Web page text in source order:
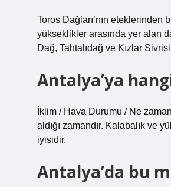
Toros Dağları’nın eteklerinden
yükseklikler arasında yer alan
Dağ, Tahtalıdağ ve Kızlar
Antalya’ya
İklim / Hava Durumu / Ne
aldığı zamandır. Kalabalık ve
iyisidir.
Antalya’da bu